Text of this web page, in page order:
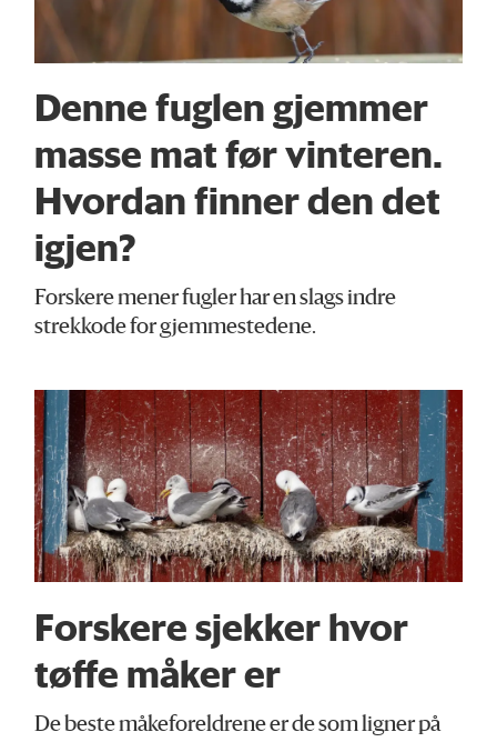
Denne fuglen gjemmer
masse mat før vinteren.
Hvordan finner den det
igjen?
Forskere mener fugler har en slags indre
strekkode for gjemmestedene.
Forskere sjekker hvor
tøffe måker er
De beste måkeforeldrene er de som ligner på